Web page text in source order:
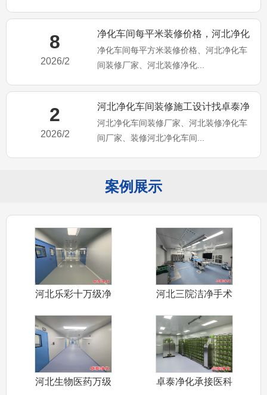
8
2026/2
净化车间每平米装修价格，河北净化
车间装修施工厂家为你分享
净化车间每平方米装修价格、河北净化车
间装修厂家、河北装修净化...
2
2026/2
河北净化车间装修施工设计找卓泰净
化工程公司（卓泰净化简介）
河北净化车间装修厂家、河北装修净化车
间厂家、装修河北净化车间...
案例展示
河北乐彩十万级净
河北三院洁净手术
河北生物医药万级
卓泰净化承接医科